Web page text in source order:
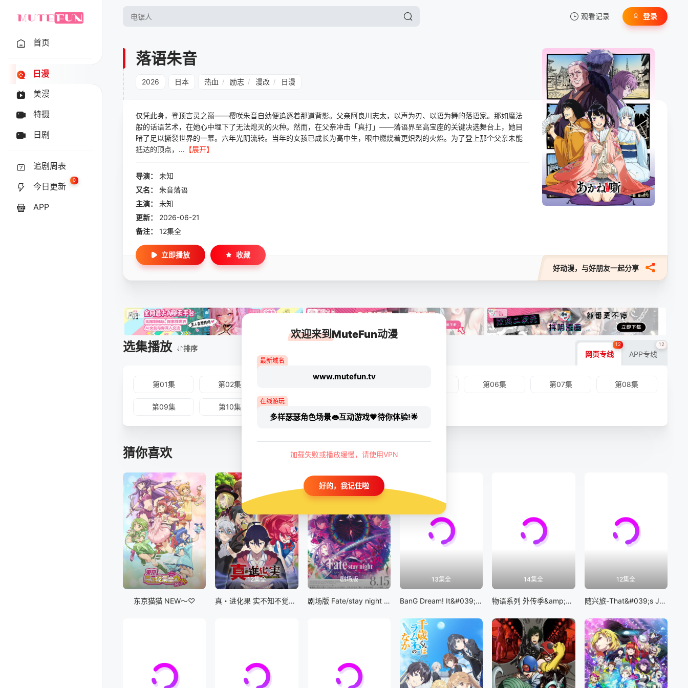
观看记录
暂无观看影片的记录
登录
首页
日漫
美漫
特摄
日剧
追剧周表
今日更新
0
APP
落语朱音
2026 日本 热血 / 励志 / 漫改 / 日漫
仅凭此身，登顶言灵之巅——樱咲朱音自幼便追逐着那道背影。父亲阿良川志太，以声为刃、以语为舞的落语家。那如魔法
般的话语艺术，在她心中埋下了无法熄灭的火种。然而，在父亲冲击「真打」——落语界至高宝座的关键决选舞台上，她目
睹了足以撕裂世界的一幕。六年光阴流转。当年的女孩已成长为高中生，眼中燃烧着更炽烈的火焰。为了登上那个父亲未能
抵达的顶点，... 【展开】
导演：
未知
又名：
朱音落语
主演：
未知
更新：
2026-06-21
备注：
12集全
好动漫，与好朋友一起分享
立即播放 收藏
选集播放 排序
网页专线
12
APP专线
12
第01集 第02集 第06集 第07集 第08集
第09集 第10集 第11集
猜你喜欢
12集全
东京猫猫 NEW～♡
12集全
真・进化果 实不知不觉踏上胜利的人生
剧场版
剧场版 Fate/stay night [Heaven&#039;s Feel] III.spring song
13集全
BanG Dream! It&#039;s MyGO!!!!!
14集全
物语系列 外传季&amp;怪物季
12集全
随兴旅-That&#039;s Journey-
欢迎来到MuteFun动漫
最新域名
www.mutefun.tv
在线游玩
多样瑟瑟角色场景👄互动游戏💗待你体验!🌟
加载失败或播放缓慢，请使用VPN
好的，我记住啦